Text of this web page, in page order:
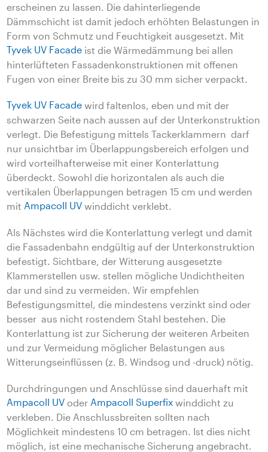
erscheinen zu lassen. Die dahinterliegende
Dämmschicht ist damit jedoch erhöhten Belastungen in
Form von Schmutz und Feuchtigkeit ausgesetzt. Mit
Tyvek UV Facade ist die Wärmedämmung bei allen
hinterlüfteten Fassadenkonstruktionen mit offenen
Fugen von einer Breite bis zu 30 mm sicher verpackt.
Tyvek UV Facade wird faltenlos, eben und mit der
schwarzen Seite nach aussen auf der Unterkonstruktion
verlegt. Die Befestigung mittels Tackerklammern darf
nur unsichtbar im Überlappungsbereich erfolgen und
wird vorteilhafterweise mit einer Konterlattung
überdeckt. Sowohl die horizontalen als auch die
vertikalen Überlappungen betragen 15 cm und werden
mit Ampacoll UV winddicht verklebt.
Als Nächstes wird die Konterlattung verlegt und damit
die Fassadenbahn endgültig auf der Unterkonstruktion
befestigt. Sichtbare, der Witterung ausgesetzte
Klammerstellen usw. stellen mögliche Undichtheiten
dar und sind zu vermeiden. Wir empfehlen
Befestigungsmittel, die mindestens verzinkt sind oder
besser aus nicht rostendem Stahl bestehen. Die
Konterlattung ist zur Sicherung der weiteren Arbeiten
und zur Vermeidung möglicher Belastungen aus
Witterungseinflüssen (z. B. Windsog und -druck) nötig.
Durchdringungen und Anschlüsse sind dauerhaft mit
Ampacoll UV oder Ampacoll Superfix winddicht zu
verkleben. Die Anschlussbreiten sollten nach
Möglichkeit mindestens 10 cm betragen. Ist dies nicht
möglich, ist eine mechanische Sicherung angebracht.